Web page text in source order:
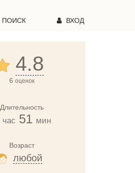
ПОИСК ВХОД
4.8
6 оценок
Длительность
час 51 мин
Возраст
любой